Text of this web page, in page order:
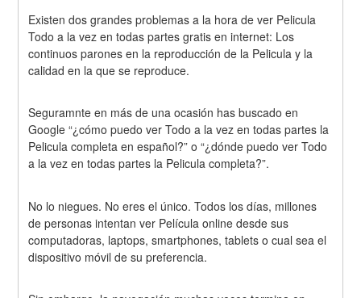
Existen dos grandes problemas a la hora de ver Pelicula
Todo a la vez en todas partes gratis en internet: Los
continuos parones en la reproducción de la Pelicula y la
calidad en la que se reproduce.
Seguramnte en más de una ocasión has buscado en
Google “¿cómo puedo ver Todo a la vez en todas partes la
Pelicula completa en español?” o “¿dónde puedo ver Todo
a la vez en todas partes la Pelicula completa?”.
No lo niegues. No eres el único. Todos los días, millones
de personas intentan ver Película online desde sus
computadoras, laptops, smartphones, tablets o cual sea el
dispositivo móvil de su preferencia.